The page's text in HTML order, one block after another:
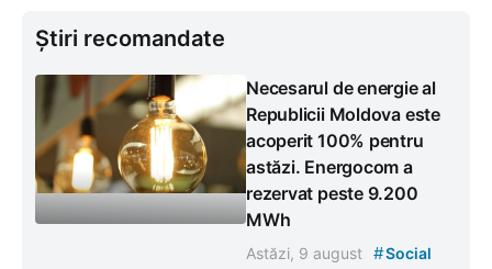
Știri recomandate
Necesarul de energie al
Republicii Moldova este
acoperit 100% pentru
astăzi. Energocom a
rezervat peste 9.200
MWh
Astăzi, 9 august #Social